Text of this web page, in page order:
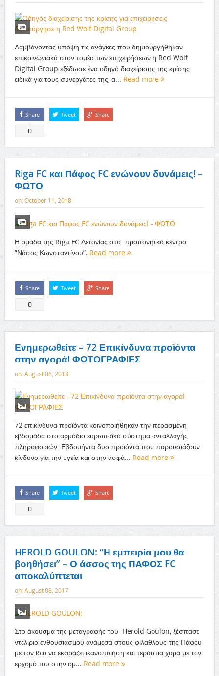
Λαμβάνοντας υπόψη τις ανάγκες που δημιουργήθηκαν
επικοινωνιακά στον τομέα των επιχειρήσεων η Red Wolf
Digital Group εξέδωσε ένα οδηγό διαχείρισης της κρίσης
ειδικά για τους συνεργάτες της, α... Read more
Share
0
Tweet Share
Riga FC και Πάφος FC ενώνουν δυνάμεις! –
ΦΩΤΟ
on:October 11, 2018
Η ομάδα της Riga FC Λετονίας στο προπονητκό κέντρο
”Νάσος Κωνσταντίνου”. Read more
Share
0
Tweet Share
Ενημερωθείτε – 72 Επικίνδυνα προϊόντα
στην αγορά! ΦΩΤΟΓΡΑΦΙΕΣ
on:August 06, 2018
72 επικίνδυνα προϊόντα κοινοποιήθηκαν την περασμένη
εβδομάδα στο αρμόδιο ευρωπαϊκό σύστημα ανταλλαγής
πληροφοριών Εβδομήντα δυο προϊόντα που παρουσιάζουν
κίνδυνο για την υγεία και στην ασφά... Read more
Share
0
Tweet Share
HEROLD GOULON: “Η εμπειρία μου θα
βοηθήσει” – Ο άσσος της ΠΑΦΟΣ FC
αποκαλύπτεται
on:August 08, 2017
Στο άκουσμα της μεταγραφής του Herold Goulon, ξέσπασε
ντελίριο ενθουσιασμού ανάμεσα στους φίλαθλους της Πάφου
με τον ίδιο να εκφράζει ικανοποιήση και τεράστια χαρά με τον
ερχομό του στην ομ... Read more